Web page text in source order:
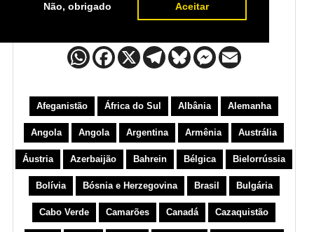
Não, obrigado Aceitar
Finlândia
Afeganistão África do Sul Albânia Alemanha
Angola Angola Argentina Armênia Austrália
Áustria Azerbaijão Bahrein Bélgica Bielorrússia
Bolívia Bósnia e Herzegovina Brasil Bulgária
Cabo Verde Camarões Canadá Cazaquistão